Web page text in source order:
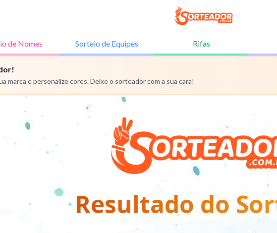
deNomes Sorteio deEquipes Rifas
marca e personalize cores. Deixe o sorteador com a sua cara!
Resultado do